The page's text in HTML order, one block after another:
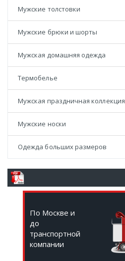
Мужские толстовки
Мужские брюки и шорты
Мужская домашняя одежда
Термобелье
Мужская праздничная коллекция
Мужские носки
Одежда больших размеров
По Москве и
до
транспортной
компании